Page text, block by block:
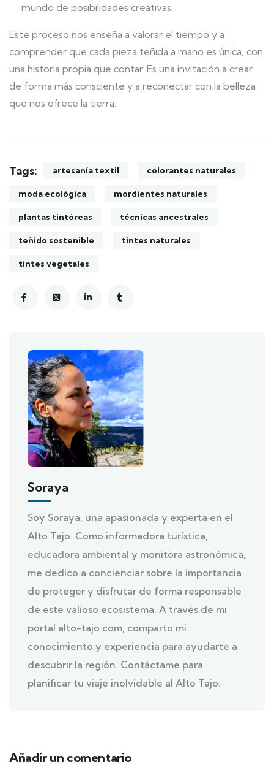
mundo de posibilidades creativas.
Este proceso nos enseña a valorar el tiempo y a
comprender que cada pieza teñida a mano es única, con
una historia propia que contar. Es una invitación a crear
de forma más consciente y a reconectar con la belleza
que nos ofrece la tierra.
Tags: artesanía textil colorantes naturales
moda ecológica mordientes naturales
plantas tintóreas técnicas ancestrales
teñido sostenible tintes naturales
tintes vegetales
Soraya
Soy Soraya, una apasionada y experta en el
Alto Tajo. Como informadora turística,
educadora ambiental y monitora astronómica,
me dedico a concienciar sobre la importancia
de proteger y disfrutar de forma responsable
de este valioso ecosistema. A través de mi
portal alto-tajo.com, comparto mi
conocimiento y experiencia para ayudarte a
descubrir la región. Contáctame para
planificar tu viaje inolvidable al Alto Tajo.
Añadir un comentario